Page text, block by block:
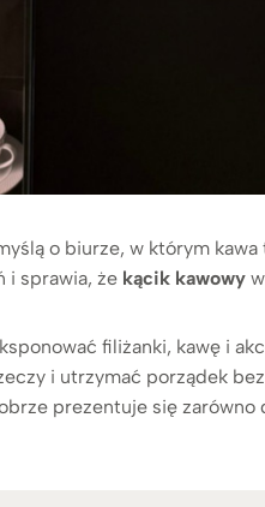
o biurze, w którym
i sprawia, że kącik kawowy
filiżanki, kawę i
i utrzymać porządek
prezentuje się zarówno